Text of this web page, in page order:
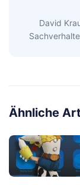
David
Ähnliche